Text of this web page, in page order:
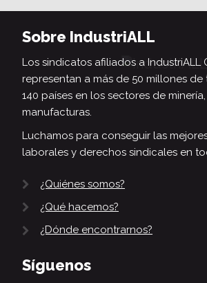
Sobre IndustriALL
Los sindicatos afiliados a IndustriALL
representan a más de 50 millones
140 países en los sectores de
manufacturas.
Luchamos para conseguir las
laborales y derechos sindicales en
¿Quiénes somos?
¿Qué hacemos?
¿Dónde encontrarnos?
Síguenos